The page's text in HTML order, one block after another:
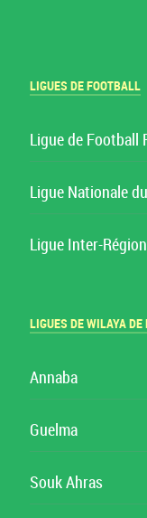
LIGUES DE FOOTBALL
Ligue de Football
Ligue Nationale
Ligue Inter-
LIGUES DE WILAYA DE
Annaba
Guelma
Souk Ahras